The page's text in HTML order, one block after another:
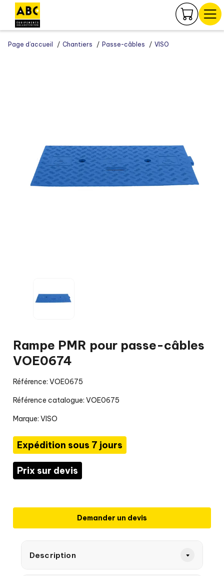
Page d’accueil Chantiers Passe-câbles VISO
Rampe PMR pour passe-câbles
VOE0674
Référence: VOE0675
Référence catalogue: VOE0675
Marque: VISO
Expédition sous 7 jours
Prix sur devis
Demander un devis
Description
Panneau de gestion des cookies